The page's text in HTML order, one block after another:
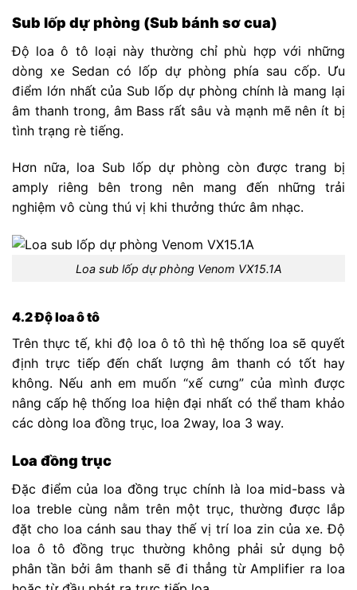
Sub lốp dự phòng (Sub bánh sơ cua)
Độ loa ô tô loại này thường chỉ phù hợp với những
dòng xe Sedan có lốp dự phòng phía sau cốp. Ưu
điểm lớn nhất của Sub lốp dự phòng chính là mang lại
âm thanh trong, âm Bass rất sâu và mạnh mẽ nên ít bị
tình trạng rè tiếng.
Hơn nữa, loa Sub lốp dự phòng còn được trang bị
amply riêng bên trong nên mang đến những trải
nghiệm vô cùng thú vị khi thưởng thức âm nhạc.
Loa sub lốp dự phòng Venom VX15.1A
4.2 Độ loa ô tô
Trên thực tế, khi độ loa ô tô thì hệ thống loa sẽ quyết
định trực tiếp đến chất lượng âm thanh có tốt hay
không. Nếu anh em muốn “xế cưng” của mình được
nâng cấp hệ thống loa hiện đại nhất có thể tham khảo
các dòng loa đồng trục, loa 2way, loa 3 way.
Loa đồng trục
Đặc điểm của loa đồng trục chính là loa mid-bass và
loa treble cùng nằm trên một trục, thường được lắp
đặt cho loa cánh sau thay thế vị trí loa zin của xe. Độ
loa ô tô đồng trục thường không phải sử dụng bộ
phân tần bởi âm thanh sẽ đi thẳng từ Amplifier ra loa